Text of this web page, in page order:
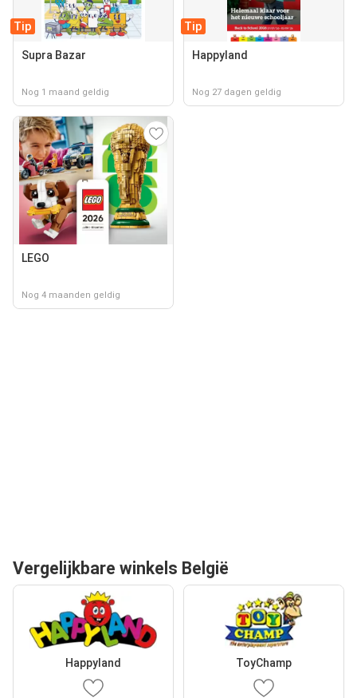
Tip
Supra Bazar
Nog 1 maand geldig
Tip
Happyland
Nog 27 dagen geldig
LEGO
Nog 4 maanden geldig
Vergelijkbare winkels België
Happyland ToyChamp